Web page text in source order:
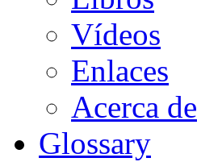
Vídeos
Enlaces
Acerca de
Glossary